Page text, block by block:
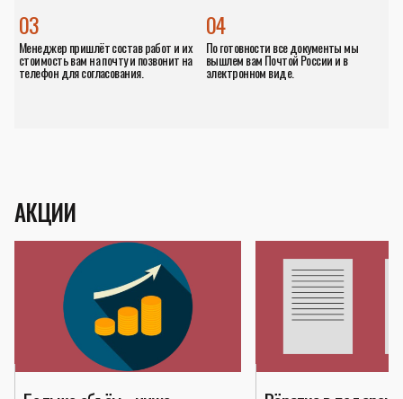
04
По готовности все документы мы
вышлем вам Почтой России и в
электронном виде.
03
Менеджер пришлёт состав работ и их
стоимость вам на почту и позвонит на
телефон для согласования.
АКЦИИ